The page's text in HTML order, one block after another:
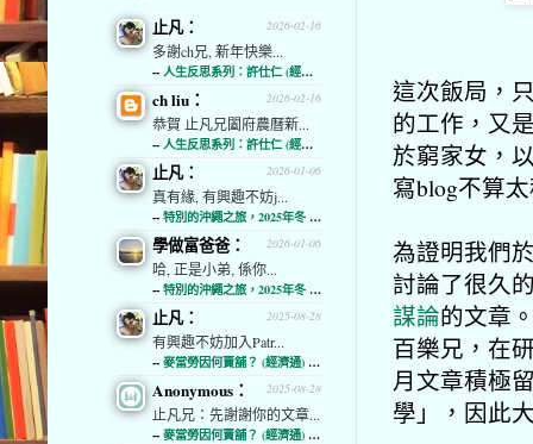
這次飯局，
的工作，又
於窮家女，
寫blog不算
為證明我們
討論了很久
謀論的文章
百樂兄，在
月文章積極
學」，因此
2026-02-16
止凡：
多謝ch兄, 新年快樂...
-- 人生反思系列：許仕仁 (經濟通)
2026-02-16
ch liu：
恭賀 止凡兄闔府農曆新...
-- 人生反思系列：許仕仁 (經濟通)
2026-01-06
止凡：
真有緣, 有興趣不妨j...
-- 特別的沖繩之旅，2025年冬 (經濟通)
2026-01-06
學做富爸爸：
哈, 正是小弟, 係你...
-- 特別的沖繩之旅，2025年冬 (經濟通)
2025-08-28
止凡：
有興趣不妨加入Patr...
-- 麥當勞因何賣舖？ (經濟通) (略)
2025-08-28
Anonymous：
止凡兄：先謝謝你的文章...
-- 麥當勞因何賣舖？ (經濟通) (略)